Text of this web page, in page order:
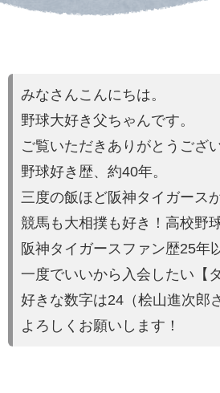
みなさんこんにちは。
野球大好き父ちゃんです。
ご覧いただきありがとうござ
野球好き歴、約40年。
三度の飯ほど阪神タイガース
競馬も大相撲も好き！高校野
阪神タイガースファン歴25年
一度でいいから入会したい【
好きな数字は24（桧山進次郎
よろしくお願いします！